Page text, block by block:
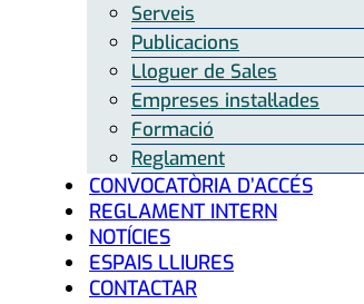
Serveis
Publicacions
Lloguer de Sales
Empreses instal·lades
Formació
Reglament
CONVOCATÒRIA D’ACCÉS
REGLAMENT INTERN
NOTÍCIES
ESPAIS LLIURES
CONTACTAR